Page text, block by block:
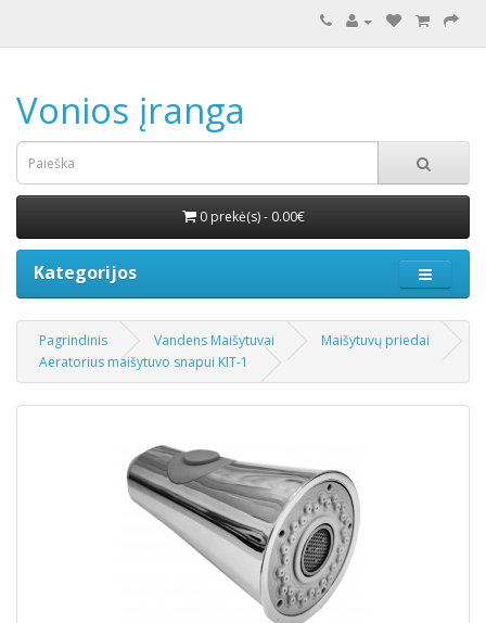
Vonios įranga
0 prekė(s) - 0.00€
Kategorijos
Pagrindinis Vandens Maišytuvai
Maišytuvų priedai
Aeratorius maišytuvo snapui KIT-1